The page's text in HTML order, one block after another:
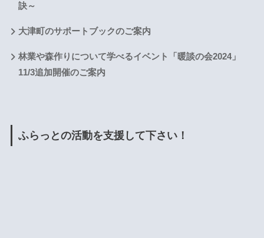
訣～
大津町のサポートブックのご案内
林業や森作りについて学べるイベント「暖談の会2024」
11/3追加開催のご案内
ふらっとの活動を支援して下さい！